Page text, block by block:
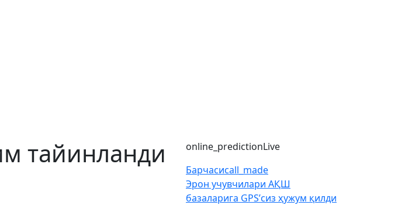
тайинланди online_predictionLive
Барчасиcall_made
Эрон учувчилари АҚШ
базаларига GPS’сиз ҳужум қилди